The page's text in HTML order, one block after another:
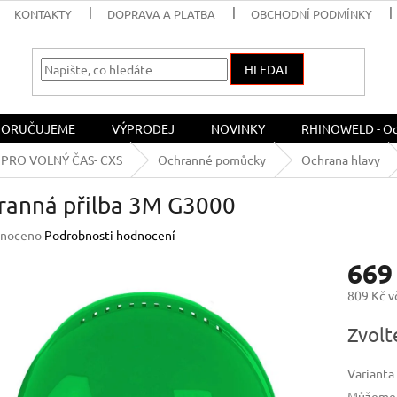
KONTAKTY DOPRAVA A PLATBA OBCHODNÍ PODMÍNKY
HLEDAT
VÝPRODEJ NOVINKY RHINOWELD -
VOLNÝ ČAS- CXS Ochranné pomůcky Ochrana hlavy
přilba 3M G3000
Podrobnosti hodnocení
809 Kč
cena:
Varianta